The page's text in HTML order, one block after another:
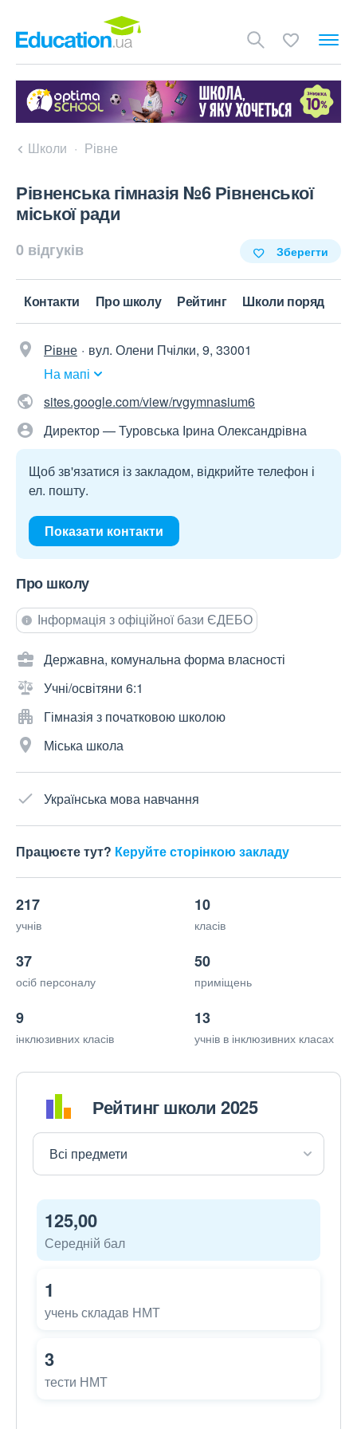
Школи Рівне
Рівненська гімназія №6 Рівненської
міської ради
0 відгуків Зберегти
Контакти Про школу Рейтинг Школи поряд
Рівне
вул. Олени Пчілки, 9, 33001
На мапі
sites.google.com/view/rvgymnasium6
Директор — Туровська Ірина Олександрівна
Щоб зв'язатися із закладом, відкрийте телефон і
ел. пошту.
Показати контакти
Про школу
Інформація з офіційної бази ЄДЕБО
Державна, комунальна форма власності
Учні/освітяни 6:1
Гімназія з початковою школою
Міська школа
Українська мова навчання
Працюєте тут? Керуйте сторінкою закладу
217
учнів
10
класів
37
осіб персоналу
50
приміщень
9
інклюзивних класів
13
учнів в інклюзивних класах
Рейтинг школи 2025
125,00
Середній бал
1
учень складав НМТ
3
тести НМТ